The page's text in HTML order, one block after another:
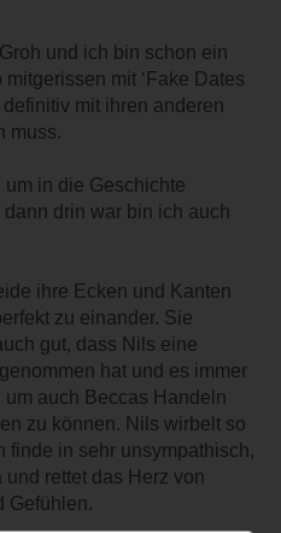
und ich bin schon ein
mit ‘Fake Dates
mit ihren anderen
muss.
um in die Geschichte
drin war bin ich auch
ihre Ecken und Kanten
zu einander. Sie
gut, dass Nils eine
hat und es immer
auch Beccas Handeln
zu können. Nils wirbelt so
finde in sehr unsympathisch,
rettet das Herz von
Gefühlen.